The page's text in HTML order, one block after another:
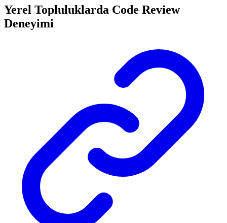
Yerel Topluluklarda Code Review
Deneyimi